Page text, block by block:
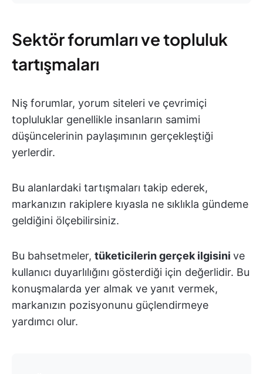
Sektör forumları ve topluluk
tartışmaları
Niş forumlar, yorum siteleri ve çevrimiçi
topluluklar genellikle insanların samimi
düşüncelerinin paylaşımının gerçekleştiği
yerlerdir.
Bu alanlardaki tartışmaları takip ederek,
markanızın rakiplere kıyasla ne sıklıkla gündeme
geldiğini ölçebilirsiniz.
Bu bahsetmeler, tüketicilerin gerçek ilgisini ve
kullanıcı duyarlılığını gösterdiği için değerlidir. Bu
konuşmalarda yer almak ve yanıt vermek,
markanızın pozisyonunu güçlendirmeye
yardımcı olur.